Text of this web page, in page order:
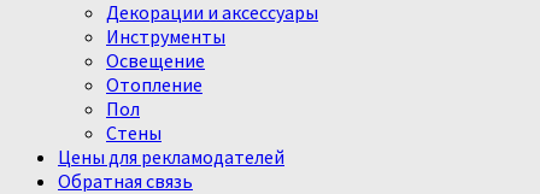
Декорации и аксессуары
Инструменты
Освещение
Отопление
Пол
Стены
Цены для рекламодателей
Обратная связь